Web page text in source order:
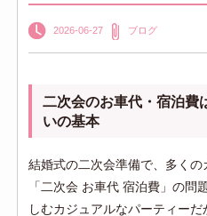
2026-06-27 ブログ
二次会のお車代・宿泊費
いの基本
結婚式の二次会準備で、多く
「二次会 お車代 宿泊費」の問
しむカジュアルなパーティー